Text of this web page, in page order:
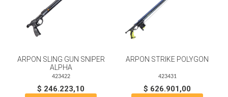
ARPON SLING GUN SNIPER
ALPHA
423422
$ 246.223,10
ARPON STRIKE POLYGON
423431
$ 626.901,00